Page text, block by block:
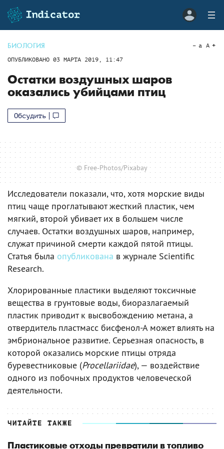
БИОЛОГИЯ
ОПУБЛИКОВАНО 03 МАРТА 2019, 11:47
a A
Остатки воздушных шаров
оказались убийцами птиц
Обсудить
© Free-Photos/Pixabay
Исследователи показали, что, хотя морские виды
птиц чаще проглатывают жесткий пластик, чем
мягкий, второй убивает их в большем числе
случаев. Остатки воздушных шаров, например,
служат причиной смерти каждой пятой птицы.
Статья была опубликована в журнале Scientific
Research.
Хлорированные пластики выделяют токсичные
вещества в грунтовые воды, биоразлагаемый
пластик приводит к высвобождению метана, а
отвердитель пластмасс бисфенол-А может влиять на
эмбриональное развитие. Серьезная опасность, в
которой оказались морские птицы отряда
буревестниковые (Procellariidae), — воздействие
одного из побочных продуктов человеческой
деятельности.
ЧИТАЙТЕ ТАКЖЕ
Пластиковые отходы превратили в топливо